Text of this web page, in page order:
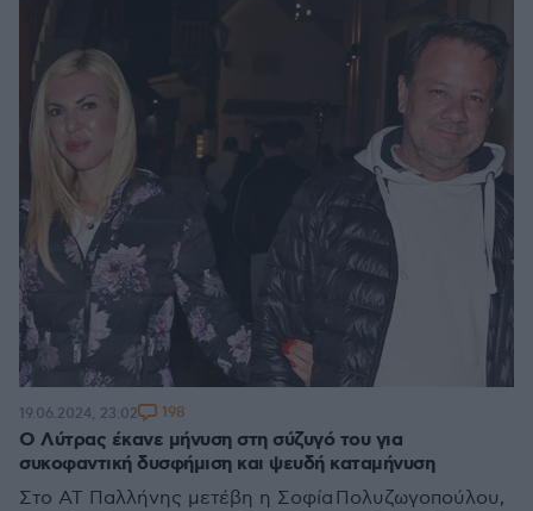
Ο Λύτρας έκανε μήνυση στη σύζυγό του για
συκοφαντική δυσφήμιση και ψευδή καταμήνυση
Στο ΑΤ Παλλήνης μετέβη η Σοφία Πολυζωγοπούλου,
19.06.2024, 23:02 198